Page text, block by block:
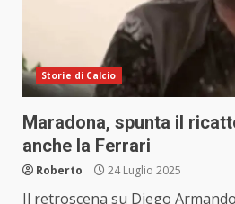
Storie di Calcio
Maradona, spunta il
anche la Ferrari
Roberto 24 Luglio 2025
Il retroscena su Diego